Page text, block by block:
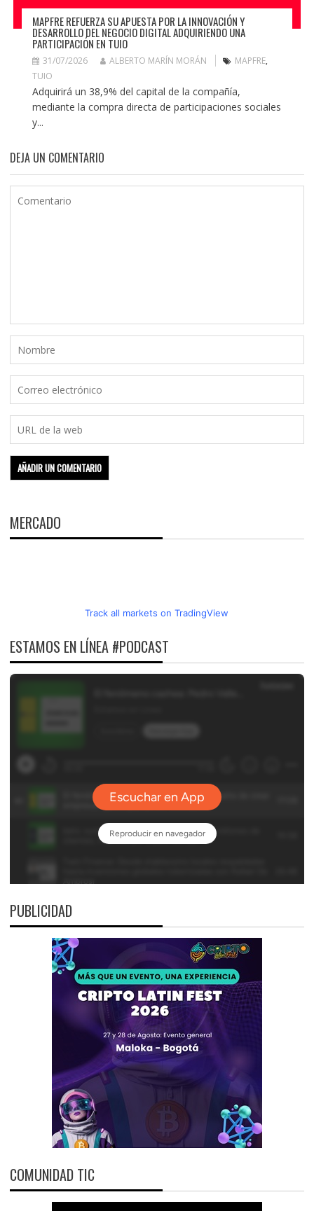
MAPFRE REFUERZA SU APUESTA POR LA INNOVACIÓN Y
DESARROLLO DEL NEGOCIO DIGITAL ADQUIRIENDO UNA
PARTICIPACIÓN EN TUIO
31/07/2026 ALBERTO MARÍN MORÁN MAPFRE,
TUIO
Adquirirá un 38,9% del capital de la compañía,
mediante la compra directa de participaciones sociales
y...
DEJA UN COMENTARIO
MERCADO
Track all markets on TradingView
ESTAMOS EN LÍNEA #PODCAST
PUBLICIDAD
COMUNIDAD TIC